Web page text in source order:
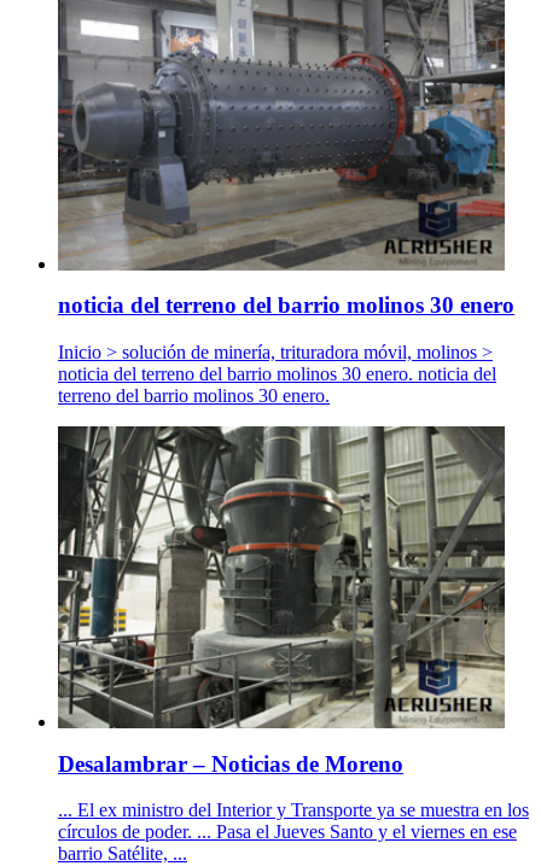
noticia del terreno del barrio molinos 30 enero
Inicio > solución de minería, trituradora móvil, molinos >
noticia del terreno del barrio molinos 30 enero. noticia del
terreno del barrio molinos 30 enero.
Desalambrar – Noticias de Moreno
... El ex ministro del Interior y Transporte ya se muestra en los
círculos de poder. ... Pasa el Jueves Santo y el viernes en ese
barrio Satélite, ...